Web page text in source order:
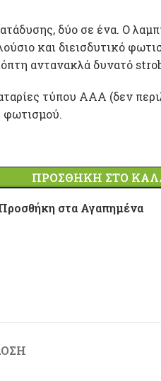
δύο σε ένα. Ο
και διεισδυτικό
αντανακλά δυνατό
τύπου ΑΑΑ (δεν
φωτισμού.
ΠΡΟΣΘΉΚΗ ΣΤΟ
στα Αγαπημένα